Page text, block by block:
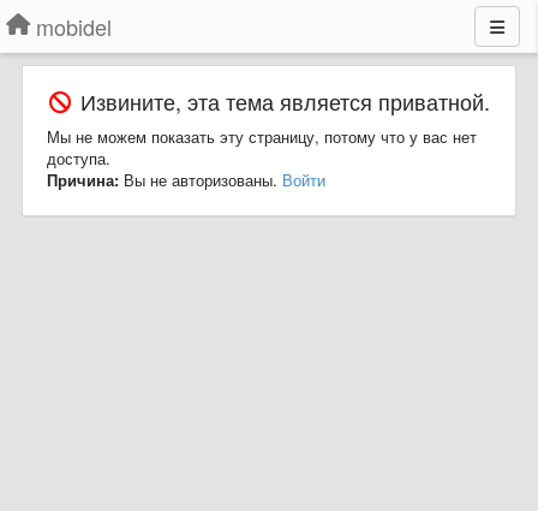
mobidel
Извините, эта тема является приватной.
Мы не можем показать эту страницу, потому что у вас нет
доступа.
Причина: Вы не авторизованы. Войти